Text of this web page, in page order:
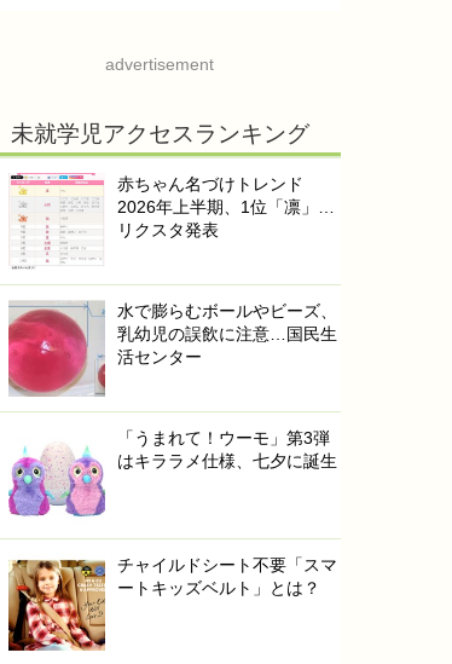
advertisement
未就学児アクセスランキング
赤ちゃん名づけトレンド
2026年上半期、1位「凛」…
リクスタ発表
水で膨らむボールやビーズ、
乳幼児の誤飲に注意…国民生
活センター
「うまれて！ウーモ」第3弾
はキララメ仕様、七夕に誕生
チャイルドシート不要「スマ
ートキッズベルト」とは？